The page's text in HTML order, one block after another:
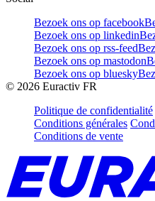
Bezoek ons op facebook
Bezoek ons op linkedin
Bezoek ons op rss-feed
Bezoek ons op mastodon
Bezoek ons op bluesky
© 2026 Euractiv FR
Politique de confidentialité
Conditions générales
Conditions de vente